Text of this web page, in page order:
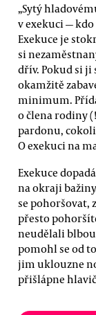
„Sytý
v exekuci —
Exekuce je
si
dřív. Pokud si ji
okamžitě
minimum.
o člena rodiny
pardonu,
O exekuci na
Exekuce
na okraji
se pohoršovat,
přesto
neudělali
pomohl se od
jim uklouzne
přišlápne